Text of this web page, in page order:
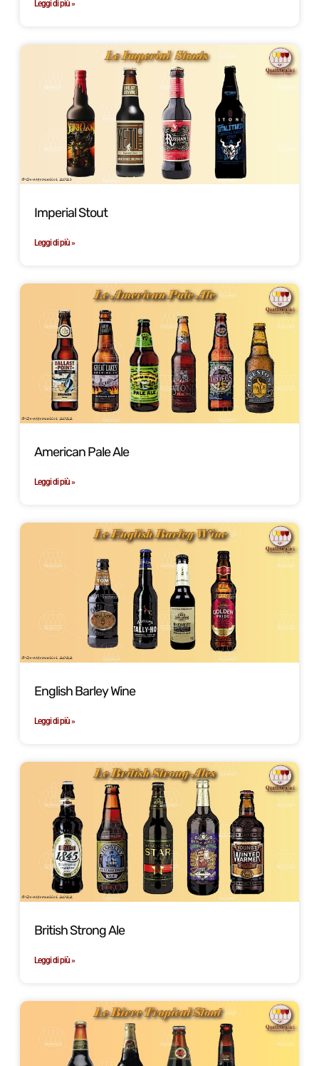
Leggi di più »
Imperial Stout
Leggi di più »
American Pale Ale
Leggi di più »
English Barley Wine
Leggi di più »
British Strong Ale
Leggi di più »